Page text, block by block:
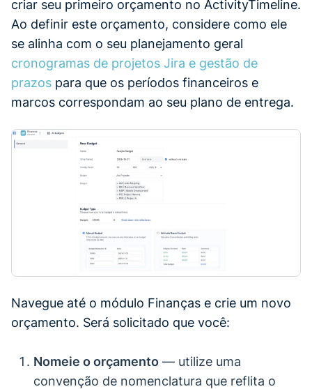
criar seu primeiro orçamento no ActivityTimeline.
Ao definir este orçamento, considere como ele
se alinha com o seu planejamento geral
cronogramas de projetos Jira e gestão de
prazos para que os períodos financeiros e
marcos correspondam ao seu plano de entrega.
Navegue até o módulo Finanças e crie um novo
orçamento. Será solicitado que você:
Nomeie o orçamento — utilize uma
convenção de nomenclatura que reflita o